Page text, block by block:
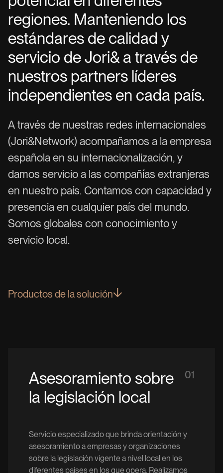
regiones. Manteniendo los
estándares de calidad y
servicio deJori& a través de
nuestros partners líderes
independientes en cada país.
Através de nuestras redes internacionales
(Jori&Network) acompañamos a laempresa
españolaen su internacionalización, y
damos servicioa las compañías extranjeras
en nuestro país. Contamos con capacidad y
presenciaen cualquier país del mundo.
Somos globales con conocimientoy
servicio local.
Productos de lasolución
Asesoramiento sobre
la legislación local
01
Servicio especializado que brinda orientación y
asesoramiento a empresas y organizaciones
sobre la legislación vigente a nivel local en los
diferentes países en los que opera. Realizamos